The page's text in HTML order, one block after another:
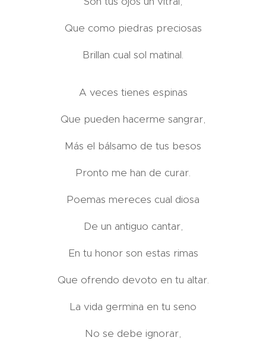
Que como piedras preciosas
Brillan cual sol matinal.
A veces tienes espinas
Que pueden hacerme sangrar,
Más el bálsamo de tus besos
Pronto me han de curar.
Poemas mereces cual diosa
De un antiguo cantar,
En tu honor son estas rimas
Que ofrendo devoto en tu altar.
La vida germina en tu seno
No se debe ignorar,